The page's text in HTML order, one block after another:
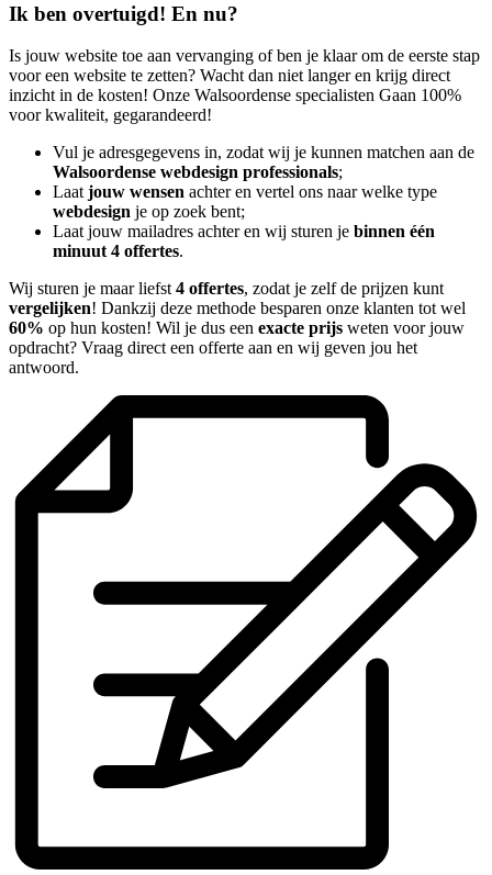
Ik ben overtuigd! En nu?
Is jouw website toe aan vervanging of ben je klaar om de eerste stap
voor een website te zetten? Wacht dan niet langer en krijg direct
inzicht in de kosten! Onze Walsoordense specialisten Gaan 100%
voor kwaliteit, gegarandeerd!
Vul je adresgegevens in, zodat wij je kunnen matchen aan de
Walsoordense webdesign professionals;
Laat jouw wensen achter en vertel ons naar welke type
webdesign je op zoek bent;
Laat jouw mailadres achter en wij sturen je binnen één
minuut 4 offertes.
Wij sturen je maar liefst 4 offertes, zodat je zelf de prijzen kunt
vergelijken! Dankzij deze methode besparen onze klanten tot wel
60% op hun kosten! Wil je dus een exacte prijs weten voor jouw
opdracht? Vraag direct een offerte aan en wij geven jou het
antwoord.